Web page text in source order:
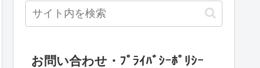
お問い合わせ・ﾌﾟﾗｲﾊﾞｼｰﾎﾟﾘｼｰ